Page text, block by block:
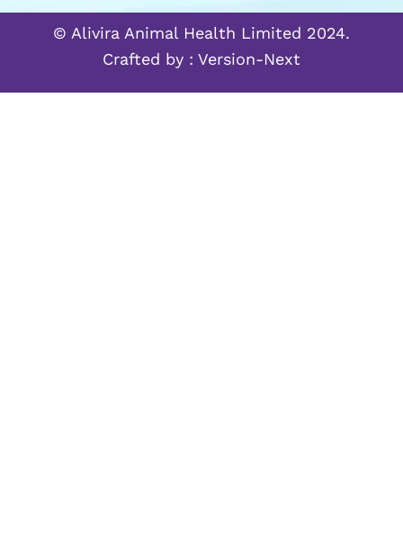
© Alivira Animal Health Limited 2024.
Crafted by : Version-Next